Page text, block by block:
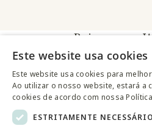
Baixe o app
Este website usa cookies
Este website usa cookies para
Ao utilizar o nosso website, estará a
cookies de acordo com nossa
ESTRITAMENTE